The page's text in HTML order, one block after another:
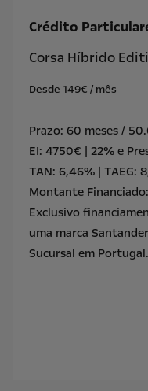
Crédito
Corsa Híbrido
Desde 149€ / mês
Prazo: 60 meses /
EI: 4750€ | 22% e
TAN: 6,46% | TAEG:
Montante
Exclusivo
uma marca
Sucursal em Portugal.